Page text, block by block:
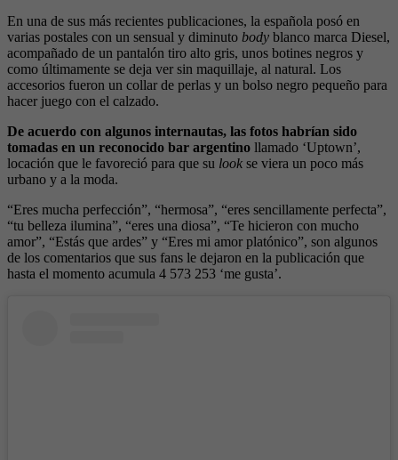
En una de sus más recientes publicaciones, la española posó en
varias postales con un sensual y diminuto body blanco marca Diesel,
acompañado de un pantalón tiro alto gris, unos botines negros y
como últimamente se deja ver sin maquillaje, al natural. Los
accesorios fueron un collar de perlas y un bolso negro pequeño para
hacer juego con el calzado.
De acuerdo con algunos internautas, las fotos habrían sido
tomadas en un reconocido bar argentino llamado ‘Uptown’,
locación que le favoreció para que su look se viera un poco más
urbano y a la moda.
“Eres mucha perfección”, “hermosa”, “eres sencillamente perfecta”,
“tu belleza ilumina”, “eres una diosa”, “Te hicieron con mucho
amor”, “Estás que ardes” y “Eres mi amor platónico”, son algunos
de los comentarios que sus fans le dejaron en la publicación que
hasta el momento acumula 4 573 253 ‘me gusta’.